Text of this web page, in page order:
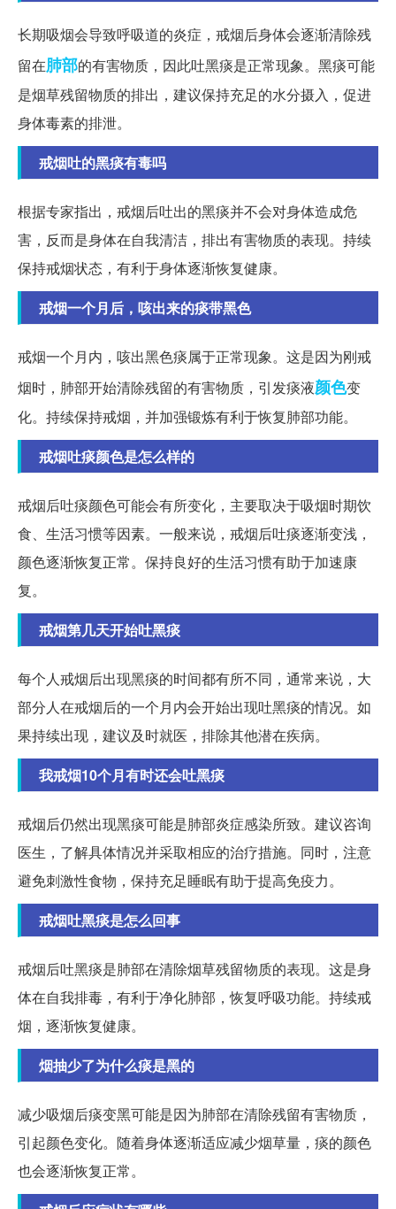
长期吸烟会导致呼吸道的炎症，戒烟后身体会逐渐清除残
留在肺部的有害物质，因此吐黑痰是正常现象。黑痰可能
是烟草残留物质的排出，建议保持充足的水分摄入，促进
身体毒素的排泄。
戒烟吐的黑痰有毒吗
根据专家指出，戒烟后吐出的黑痰并不会对身体造成危
害，反而是身体在自我清洁，排出有害物质的表现。持续
保持戒烟状态，有利于身体逐渐恢复健康。
戒烟一个月后，咳出来的痰带黑色
戒烟一个月内，咳出黑色痰属于正常现象。这是因为刚戒
烟时，肺部开始清除残留的有害物质，引发痰液颜色变
化。持续保持戒烟，并加强锻炼有利于恢复肺部功能。
戒烟吐痰颜色是怎么样的
戒烟后吐痰颜色可能会有所变化，主要取决于吸烟时期饮
食、生活习惯等因素。一般来说，戒烟后吐痰逐渐变浅，
颜色逐渐恢复正常。保持良好的生活习惯有助于加速康
复。
戒烟第几天开始吐黑痰
每个人戒烟后出现黑痰的时间都有所不同，通常来说，大
部分人在戒烟后的一个月内会开始出现吐黑痰的情况。如
果持续出现，建议及时就医，排除其他潜在疾病。
我戒烟10个月有时还会吐黑痰
戒烟后仍然出现黑痰可能是肺部炎症感染所致。建议咨询
医生，了解具体情况并采取相应的治疗措施。同时，注意
避免刺激性食物，保持充足睡眠有助于提高免疫力。
戒烟吐黑痰是怎么回事
戒烟后吐黑痰是肺部在清除烟草残留物质的表现。这是身
体在自我排毒，有利于净化肺部，恢复呼吸功能。持续戒
烟，逐渐恢复健康。
烟抽少了为什么痰是黑的
减少吸烟后痰变黑可能是因为肺部在清除残留有害物质，
引起颜色变化。随着身体逐渐适应减少烟草量，痰的颜色
也会逐渐恢复正常。